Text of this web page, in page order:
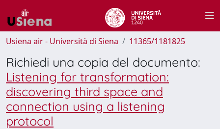
Usiena air - Università di Siena 11365/1181825
Richiedi una copia del documento:
Listening for transformation:
discovering third space and
connection using a listening
protocol